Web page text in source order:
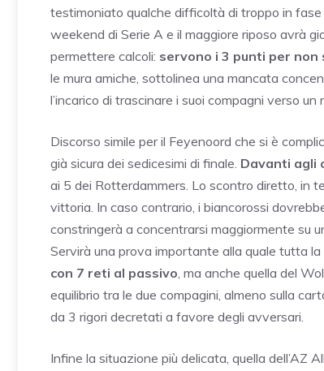
testimoniato qualche difficoltà di troppo in
weekend di Serie A e il maggiore riposo avrà
permettere calcoli: servono i 3 punti per non
le mura amiche, sottolinea una mancata
l’incarico di trascinare i suoi compagni verso
Discorso simile per il Feyenoord che si è
già sicura dei sedicesimi di finale. Davanti agli
ai 5 dei Rotterdammers. Lo scontro diretto, in
vittoria. In caso contrario, i biancorossi
constringerà a concentrarsi maggiormente su
Servirà una prova importante alla quale tutta
con 7 reti al passivo, ma anche quella del
equilibrio tra le due compagini, almeno sulla
da 3 rigori decretati a favore degli avversari.
Infine la situazione più delicata, quella dell’AZ